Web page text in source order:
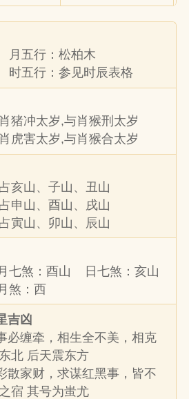
五行：松柏木
五行：参见时辰表格
猪冲太岁,与肖猴刑太岁
虎害太岁,与肖猴合太岁
亥山、子山、丑山
申山、酉山、戌山
寅山、卯山、辰山
七煞：酉山 日七煞：亥山
煞：西
吉凶
必缠牵，相生全不美，相克
北 后天震东方
散家财，求谋红黑事，皆不
宿 其号为蚩尤